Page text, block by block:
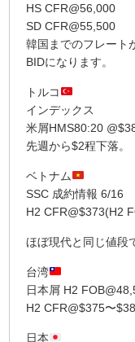
HS CFR@56,000
SD CFR@55,500
韓国までのフレート
BIDになります。
トルコ
インデックス
米屑HMS80:20
先週から$2程下落。
ベトナム
SSC 成約情報 6/16
H2 CFR@$373(H2
ほぼ現代と同じ値段
台湾
日本屑 H2
H2 CFR@$375〜
日本